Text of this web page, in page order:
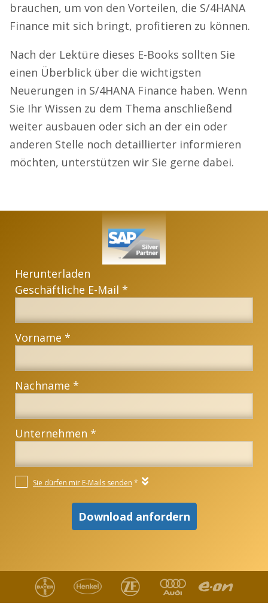
brauchen, um von den Vorteilen, die S/4HANA
Finance mit sich bringt, profitieren zu können.
Nach der Lektüre dieses E-Books sollten Sie
einen Überblick über die wichtigsten
Neuerungen in S/4HANA Finance haben. Wenn
Sie Ihr Wissen zu dem Thema anschließend
weiter ausbauen oder sich an der ein oder
anderen Stelle noch detaillierter informieren
möchten, unterstützen wir Sie gerne dabei.
Herunterladen